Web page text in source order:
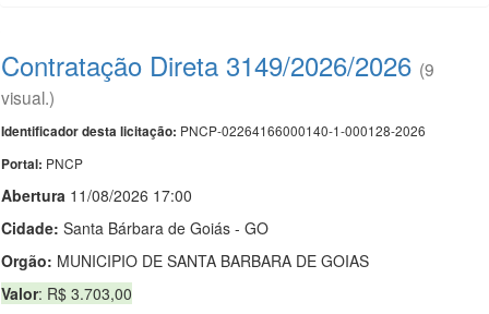
Contratação Direta 3149/2026/2026 (9
visual.)
Identificador desta licitação: PNCP-02264166000140-1-000128-2026
Portal: PNCP
Abertura 11/08/2026 17:00
Cidade: Santa Bárbara de Goiás - GO
Orgão: MUNICIPIO DE SANTA BARBARA DE GOIAS
Valor: R$ 3.703,00